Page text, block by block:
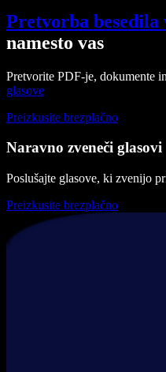
Pretvorba besedila
namesto vas
Pretvorite PDF-je, dokumente
glasove
Preizkusite brezplačno
Naravno zveneči glasovi
Poslušajte glasove, ki zvenijo
Preizkusite brezplačno